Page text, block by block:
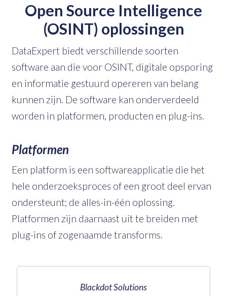
Open Source Intelligence
(OSINT) oplossingen
DataExpert biedt verschillende soorten
software aan die voor OSINT, digitale opsporing
en informatie gestuurd opereren van belang
kunnen zijn. De software kan onderverdeeld
worden in platformen, producten en plug-ins.
Platformen
Een platform is een softwareapplicatie die het
hele onderzoeksproces of een groot deel ervan
ondersteunt; de alles-in-één oplossing.
Platformen zijn daarnaast uit te breiden met
plug-ins of zogenaamde transforms.
Blackdot Solutions